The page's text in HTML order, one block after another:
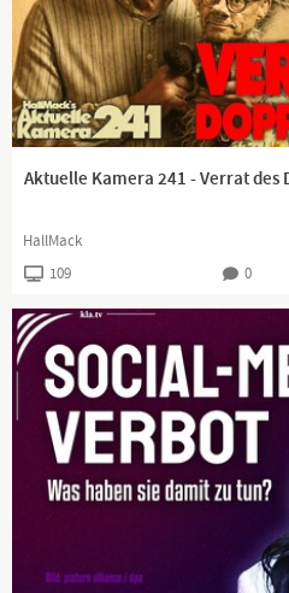
Aktuelle Kamera 241 - Verrat
HallMack
109 0